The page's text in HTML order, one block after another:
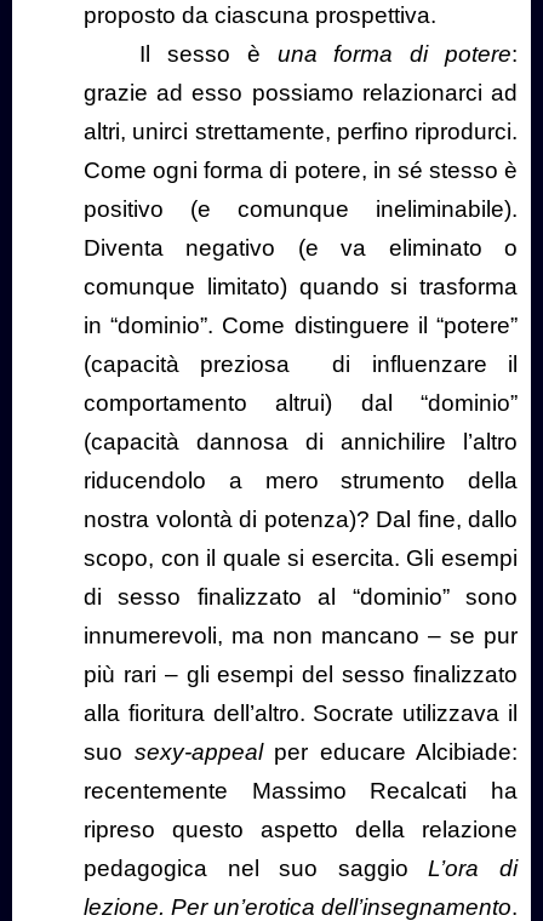
proposto da ciascuna prospettiva.
Il sesso è una forma di potere:
grazie ad esso possiamo relazionarci ad
altri, unirci strettamente, perfino riprodurci.
Come ogni forma di potere, in sé stesso è
positivo (e comunque ineliminabile).
Diventa negativo (e va eliminato o
comunque limitato) quando si trasforma
in “dominio”. Come distinguere il “potere”
(capacità preziosa
di influenzare il
comportamento altrui) dal “dominio”
(capacità dannosa di annichilire l’altro
riducendolo a mero strumento della
nostra volontà di potenza)? Dal fine, dallo
scopo, con il quale si esercita. Gli esempi
di sesso finalizzato al “dominio” sono
innumerevoli, ma non mancano – se pur
più rari – gli esempi del sesso finalizzato
alla fioritura dell’altro. Socrate utilizzava il
suo sexy-appealper educare Alcibiade:
recentemente Massimo Recalcati ha
ripreso questo aspetto della relazione
pedagogica nel suo saggioL’ora di
lezione. Per un’erotica dell’insegnamento.